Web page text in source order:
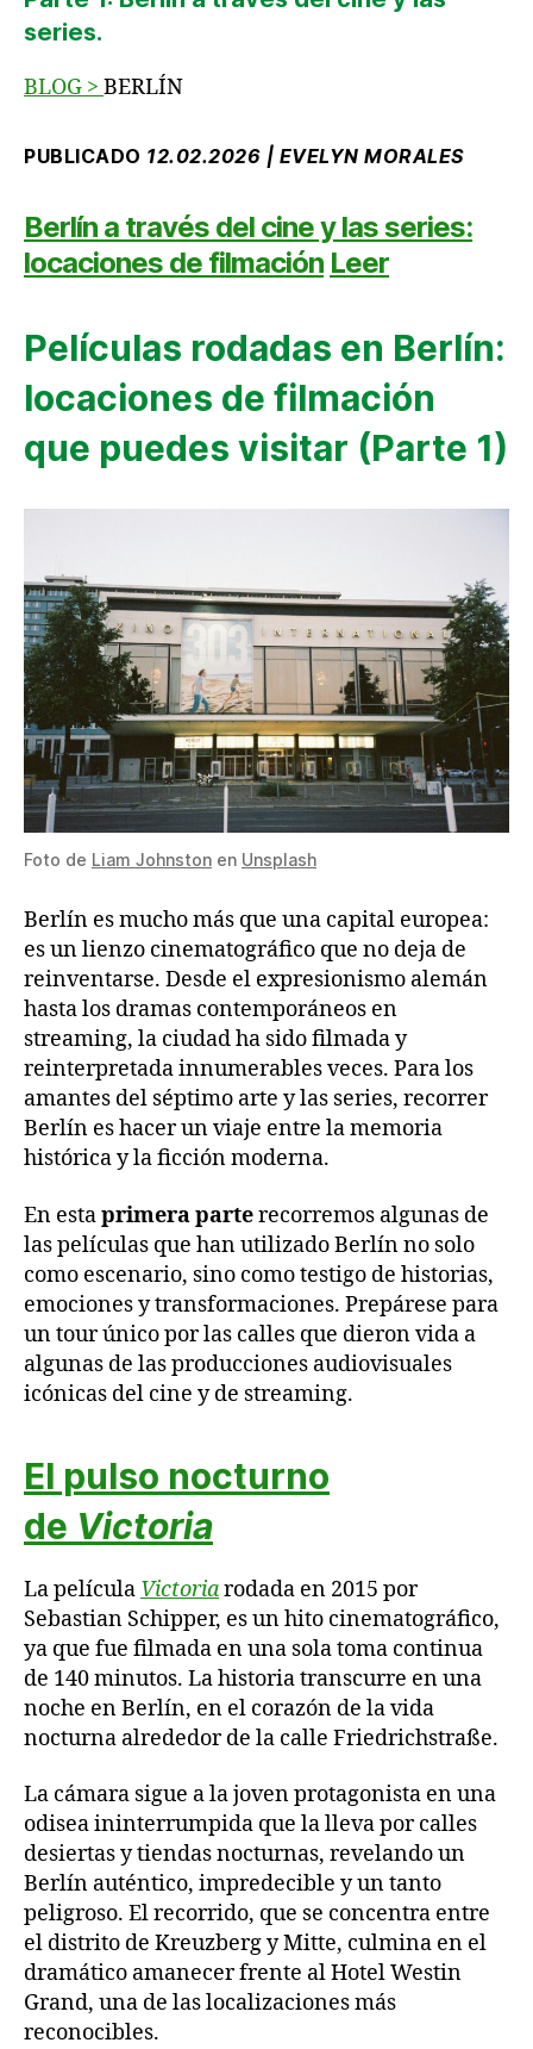
series.
BLOG > BERLÍN
PUBLICADO 12.02.2026 | EVELYN MORALES
Berlín a través del cine y las series:
locaciones de filmación Leer
Películas rodadas en Berlín:
locaciones de filmación
que puedes visitar (Parte 1)
Foto de Liam Johnston en Unsplash
Berlín es mucho más que una capital europea:
es un lienzo cinematográfico que no deja de
reinventarse. Desde el expresionismo alemán
hasta los dramas contemporáneos en
streaming, la ciudad ha sido filmada y
reinterpretada innumerables veces. Para los
amantes del séptimo arte y las series, recorrer
Berlín es hacer un viaje entre la memoria
histórica y la ficción moderna.
En estaprimera parterecorremos algunas de
las películas que han utilizado Berlín no solo
como escenario, sino como testigo de historias,
emociones y transformaciones. Prepárese para
un tour único por las calles que dieron vida a
algunas de las producciones audiovisuales
icónicas del cine y de streaming.
El pulso nocturno
de Victoria
La película Victoriarodada en 2015 por
Sebastian Schipper, es un hito cinematográfico,
ya que fue filmada en una sola toma continua
de 140 minutos. La historia transcurre en una
noche en Berlín, en el corazón de la vida
nocturna alrededor de la calle Friedrichstraße.
La cámara sigue a la joven protagonista en una
odisea ininterrumpida que la lleva por calles
desiertas y tiendas nocturnas, revelando un
Berlín auténtico, impredecible y un tanto
peligroso. El recorrido, que se concentra entre
el distrito de Kreuzberg y Mitte, culmina en el
dramático amanecer frente al Hotel Westin
Grand, una de las localizaciones más
reconocibles.